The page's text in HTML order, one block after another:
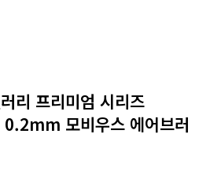
리 프리미엄 시리즈
모비우스 에어브러